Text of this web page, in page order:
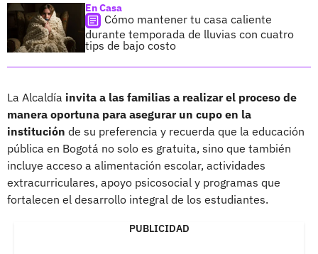
En Casa
Cómo mantener tu casa caliente
durante temporada de lluvias con cuatro
tips de bajo costo
La Alcaldía invita a las familias a realizar el proceso de
manera oportuna para asegurar un cupo en la
institución de su preferencia y recuerda que la educación
pública en Bogotá no solo es gratuita, sino que también
incluye acceso a alimentación escolar, actividades
extracurriculares, apoyo psicosocial y programas que
fortalecen el desarrollo integral de los estudiantes.
PUBLICIDAD